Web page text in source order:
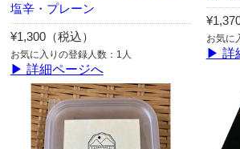
塩辛・プレーン
¥1,300（税込）
お気に入りの登録人数：1人
▶ 詳細ページへ
お気に
▶ 詳